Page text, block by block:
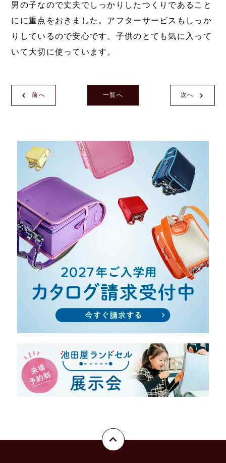
男の子なので丈夫でしっかりしたつくりであること
にに重点をおきました。アフターサービスもしっか
りしているので安心です。子供のとても気に入って
いて大切に使っています。
前へ 次へ
一覧へ